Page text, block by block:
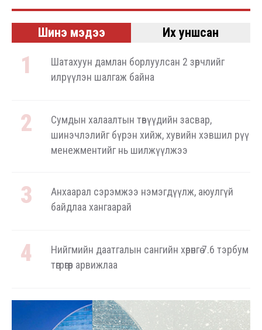
Шинэ мэдээ Их уншсан
Шатахуун дамлан борлуулсан 2 зөрчлийг
илрүүлэн шалгаж байна
Сумдын халаалтын төвүүдийн засвар,
шинэчлэлийг бүрэн хийж, хувийн хэвшил рүү
менежментийг нь шилжүүлжээ
Анхаарал сэрэмжээ нэмэгдүүлж, аюулгүй
байдлаа хангаарай
Нийгмийн даатгалын сангийн хөрөнгө 7.6 тэрбум
төгрөгөөр арвижлаа
Аялал жуулчлалын компанийн автомашиныг
ШТС-ууд хязгаарлалтгүй шатахуун олгох